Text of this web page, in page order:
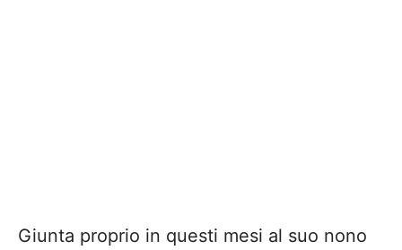
Giunta proprio in questi mesi al suo nono